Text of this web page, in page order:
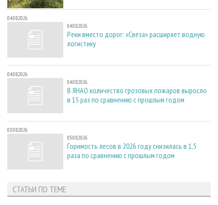
04.08.2026
04.08.2026
Реки вместо дорог: «Свеза» расширяет водную
логистику
04.08.2026
04.08.2026
В ЯНАО количество грозовых пожаров выросло
в 15 раз по сравнению с прошлым годом
03.08.2026
03.08.2026
Горимость лесов в 2026 году снизилась в 1,5
раза по сравнению с прошлым годом
СТАТЬИ ПО ТЕМЕ